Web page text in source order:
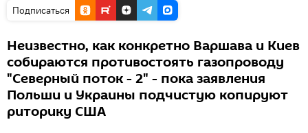
Подписаться
Неизвестно, как конкретно Варшава и Киев
собираются противостоять газопроводу
"Северный поток - 2" - пока заявления
Польши и Украины подчистую копируют
риторику США